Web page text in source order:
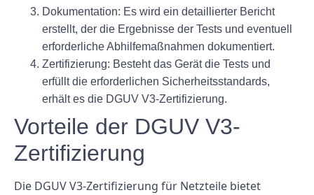
Dokumentation: Es wird ein detaillierter Bericht
erstellt, der die Ergebnisse der Tests und eventuell
erforderliche Abhilfemaßnahmen dokumentiert.
Zertifizierung: Besteht das Gerät die Tests und
erfüllt die erforderlichen Sicherheitsstandards,
erhält es die DGUV V3-Zertifizierung.
Vorteile der DGUV V3-
Zertifizierung
Die DGUV V3-Zertifizierung für Netzteile bietet